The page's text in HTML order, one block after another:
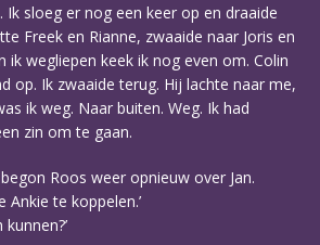
Ik sloeg er nog een keer op en draaide
Freek en Rianne, zwaaide naar Joris en
ik wegliepen keek ik nog even om. Colin
op. Ik zwaaide terug. Hij lachte naar me,
ik weg. Naar buiten. Weg. Ik had
zin om te gaan.
Roos weer opnieuw over Jan.
Ankie te koppelen.’